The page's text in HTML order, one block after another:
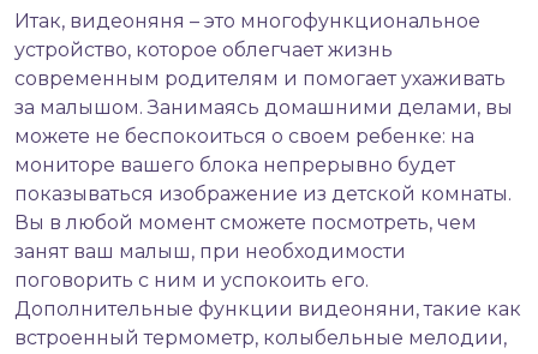
Итак, видеоняня – это многофункциональное
устройство, которое облегчает жизнь
современным родителям и помогает ухаживать
за малышом. Занимаясь домашними делами, вы
можете не беспокоиться о своем ребенке: на
мониторе вашего блока непрерывно будет
показываться изображение из детской комнаты.
Вы в любой момент сможете посмотреть, чем
занят ваш малыш, при необходимости
поговорить с ним и успокоить его.
Дополнительные функции видеоняни, такие как
встроенный термометр, колыбельные мелодии,